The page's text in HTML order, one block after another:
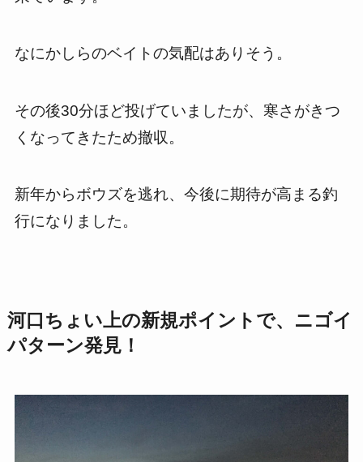
なにかしらのベイトの気配はありそう。
その後30分ほど投げていましたが、寒さがきつ
くなってきたため撤収。
新年からボウズを逃れ、今後に期待が高まる釣
行になりました。
河口ちょい上の新規ポイントで、ニゴイ
パターン発見！